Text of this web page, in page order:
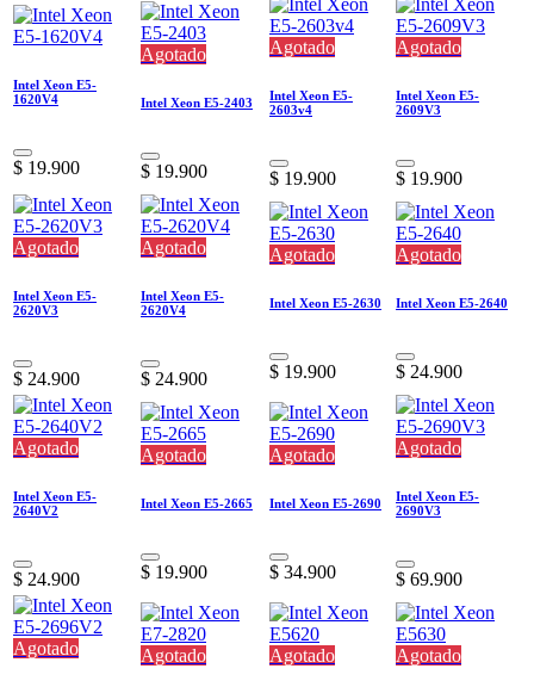
Intel Xeon E5-
1620V4
$ 19.900
Agotado
Intel Xeon E5-2403
$ 19.900
Agotado
Intel Xeon E5-
2603v4
$ 19.900
Agotado
Intel Xeon E5-
2609V3
$ 19.900
Agotado
Intel Xeon E5-
2620V3
$ 24.900
Agotado
Intel Xeon E5-
2620V4
$ 24.900
Agotado
Intel Xeon E5-2630
$ 19.900
Agotado
Intel Xeon E5-2640
$ 24.900
Agotado
Intel Xeon E5-
2640V2
$ 24.900
Agotado
Intel Xeon E5-2665
$ 19.900
Agotado
Intel Xeon E5-2690
$ 34.900
Agotado
Intel Xeon E5-
2690V3
$ 69.900
Agotado Agotado Agotado Agotado